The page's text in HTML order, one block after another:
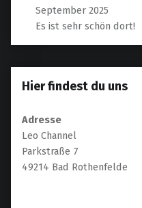
September 2025
Es ist sehr schön dort!
Hier findest du uns
Adresse
Leo Channel
Parkstraße 7
49214 Bad Rothenfelde